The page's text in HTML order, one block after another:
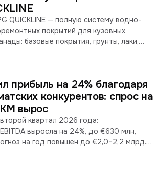
QUICKLINE — полную систему водно-
покрытий для кузовных
базовые покрытия, грунты, лаки,
материалы. Заявленная
после отчёта, где компания
снижение органических продаж в
прибыль на 24% благодаря
конкурентов: спрос на
вырос
квартал 2026 года:
выросла на 24%, до €630 млн,
на год повышен до €2,0–2,2 млрд.
прямо: конфликт на Ближнем